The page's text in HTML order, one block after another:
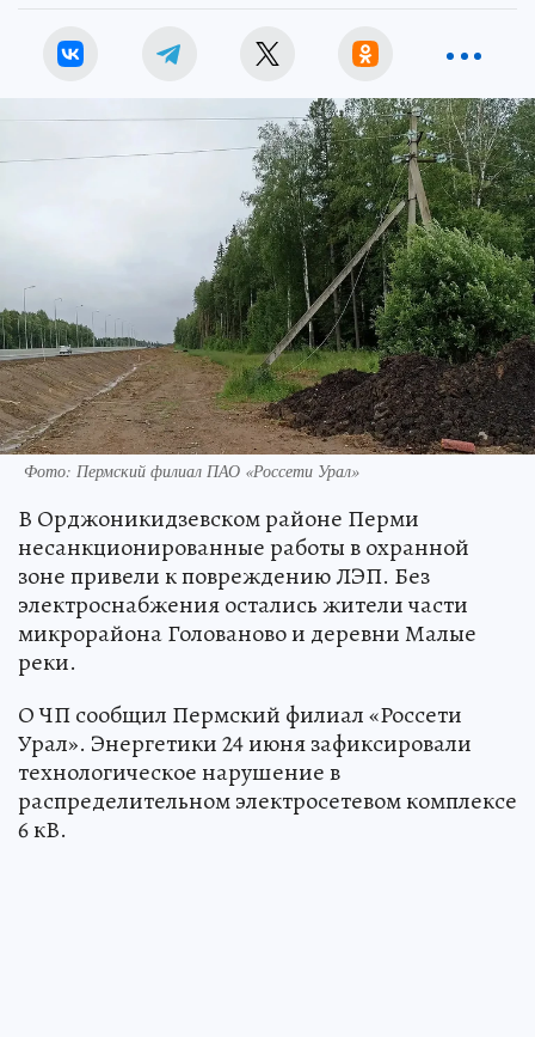
Фото: Пермский филиал ПАО «Россети Урал»
В Орджоникидзевском районе Перми
несанкционированные работы в охранной
зоне привели к повреждению ЛЭП. Без
электроснабжения остались жители части
микрорайона Голованово и деревни Малые
реки.
О ЧП сообщил Пермский филиал «Россети
Урал». Энергетики 24 июня зафиксировали
технологическое нарушение в
распределительном электросетевом комплексе
6 кВ.